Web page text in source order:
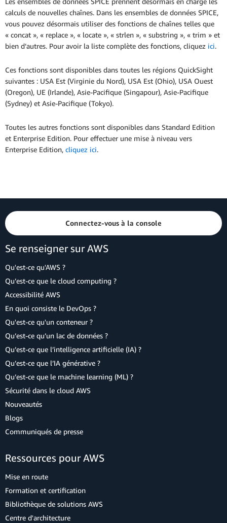
calculs de nouvelles chaînes. Dans les ensembles de données SPICE,
vous pouvez désormais utiliser des fonctions de chaînes telles que
« concat », « replace », « locate », « strlen », « substring », « trim » et
bien d’autres. Pour avoir la liste complète des fonctions, cliquez ici.
Ces fonctions sont disponibles dans toutes les régions QuickSight
suivantes : USA Est (Virginie du Nord), USA Est (Ohio), USA Ouest
(Oregon), UE (Irlande), Asie-Pacifique (Singapour), Asie-Pacifique
(Sydney) et Asie-Pacifique (Tokyo).
Toutes les autres fonctions sont disponibles dans Standard Edition
et Enterprise Edition. Pour effectuer une mise à niveau vers
Enterprise Edition, cliquez ici.
Connectez-vous à la console
Se renseigner sur AWS
Qu'est-ce qu'AWS ?
Qu’est-ce que le cloud computing ?
Accessibilité AWS
En quoi consiste le DevOps ?
Qu'est-ce qu'un conteneur ?
Qu’est-ce qu’un lac de données ?
Qu’est-ce que l’intelligence artificielle (IA) ?
Qu’est-ce que l’IA générative ?
Qu’est-ce que le machine learning (ML) ?
Sécurité dans le cloud AWS
Nouveautés
Blogs
Communiqués de presse
Ressources pour AWS
Mise en route
Formation et certification
Bibliothèque de solutions AWS
Centre d'architecture